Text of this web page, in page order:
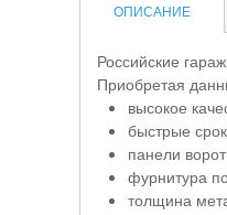
ОПИСАНИЕ
Российские
Приобретая
высокое
быстрые
панели ворот
фурнитура
толщина